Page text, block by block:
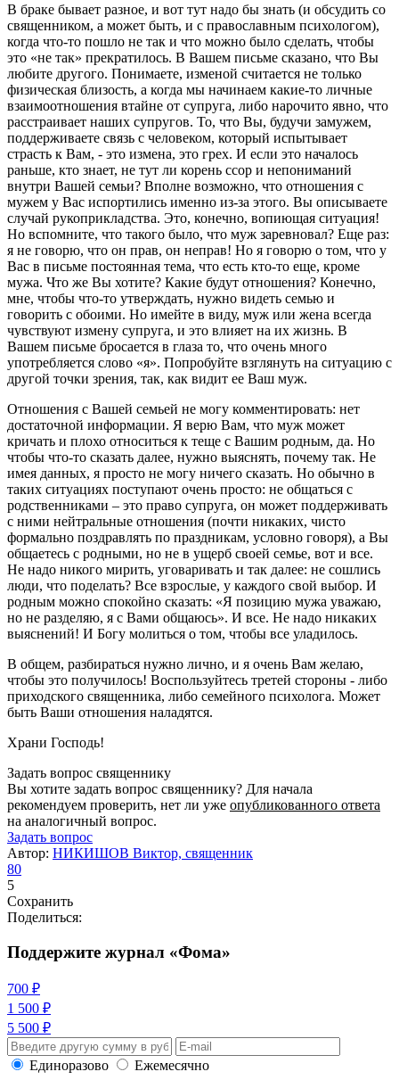
В браке бывает разное, и вот тут надо бы знать (и обсудить со
священником, а может быть, и с православным психологом),
когда что-то пошло не так и что можно было сделать, чтобы
это «не так» прекратилось. В Вашем письме сказано, что Вы
любите другого. Понимаете, изменой считается не только
физическая близость, а когда мы начинаем какие-то личные
взаимоотношения втайне от супруга, либо нарочито явно, что
расстраивает наших супругов. То, что Вы, будучи замужем,
поддерживаете связь с человеком, который испытывает
страсть к Вам, - это измена, это грех. И если это началось
раньше, кто знает, не тут ли корень ссор и непониманий
внутри Вашей семьи? Вполне возможно, что отношения с
мужем у Вас испортились именно из-за этого. Вы описываете
случай рукоприкладства. Это, конечно, вопиющая ситуация!
Но вспомните, что такого было, что муж заревновал? Еще раз:
я не говорю, что он прав, он неправ! Но я говорю о том, что у
Вас в письме постоянная тема, что есть кто-то еще, кроме
мужа. Что же Вы хотите? Какие будут отношения? Конечно,
мне, чтобы что-то утверждать, нужно видеть семью и
говорить с обоими. Но имейте в виду, муж или жена всегда
чувствуют измену супруга, и это влияет на их жизнь. В
Вашем письме бросается в глаза то, что очень много
употребляется слово «я». Попробуйте взглянуть на ситуацию с
другой точки зрения, так, как видит ее Ваш муж.
Отношения с Вашей семьей не могу комментировать: нет
достаточной информации. Я верю Вам, что муж может
кричать и плохо относиться к теще с Вашим родным, да. Но
чтобы что-то сказать далее, нужно выяснять, почему так. Не
имея данных, я просто не могу ничего сказать. Но обычно в
таких ситуациях поступают очень просто: не общаться с
родственниками – это право супруга, он может поддерживать
с ними нейтральные отношения (почти никаких, чисто
формально поздравлять по праздникам, условно говоря), а Вы
общаетесь с родными, но не в ущерб своей семье, вот и все.
Не надо никого мирить, уговаривать и так далее: не сошлись
люди, что поделать? Все взрослые, у каждого свой выбор. И
родным можно спокойно сказать: «Я позицию мужа уважаю,
но не разделяю, я с Вами общаюсь». И все. Не надо никаких
выяснений! И Богу молиться о том, чтобы все уладилось.
В общем, разбираться нужно лично, и я очень Вам желаю,
чтобы это получилось! Воспользуйтесь третей стороны - либо
приходского священника, либо семейного психолога. Может
быть Ваши отношения наладятся.
Храни Господь!
Задать вопрос священнику
Вы хотите задать вопрос священнику? Для начала
рекомендуем проверить, нет ли уже опубликованного ответа
на аналогичный вопрос.
Задать вопрос
Автор: НИКИШОВ Виктор, священник
80
5
Сохранить
Поделиться:
Поддержите журнал «Фома»
700 ₽
1 500 ₽
5 500 ₽
Единоразово Ежемесячно